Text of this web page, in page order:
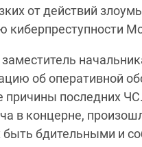
от действий
киберпреступности
об оперативной
причины последних
в концерне,
бдительными и